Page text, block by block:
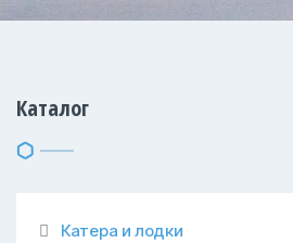
Каталог
Катера и лодки